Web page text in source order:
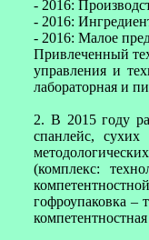
- 2016:
- 2016:
- 2016: Малое
Привлеченный
управления и
лабораторная и
2. В 2015 году
спанлейс,
(комплекс:
гофроупаковка –